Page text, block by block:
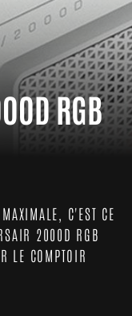
RGB
C'EST CE
2000D RGB
LE COMPTOIR